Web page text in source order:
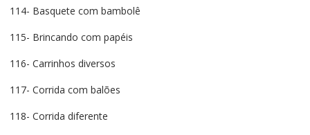
114- Basquete com bambolê
115- Brincando com papéis
116- Carrinhos diversos
117- Corrida com balões
118- Corrida diferente